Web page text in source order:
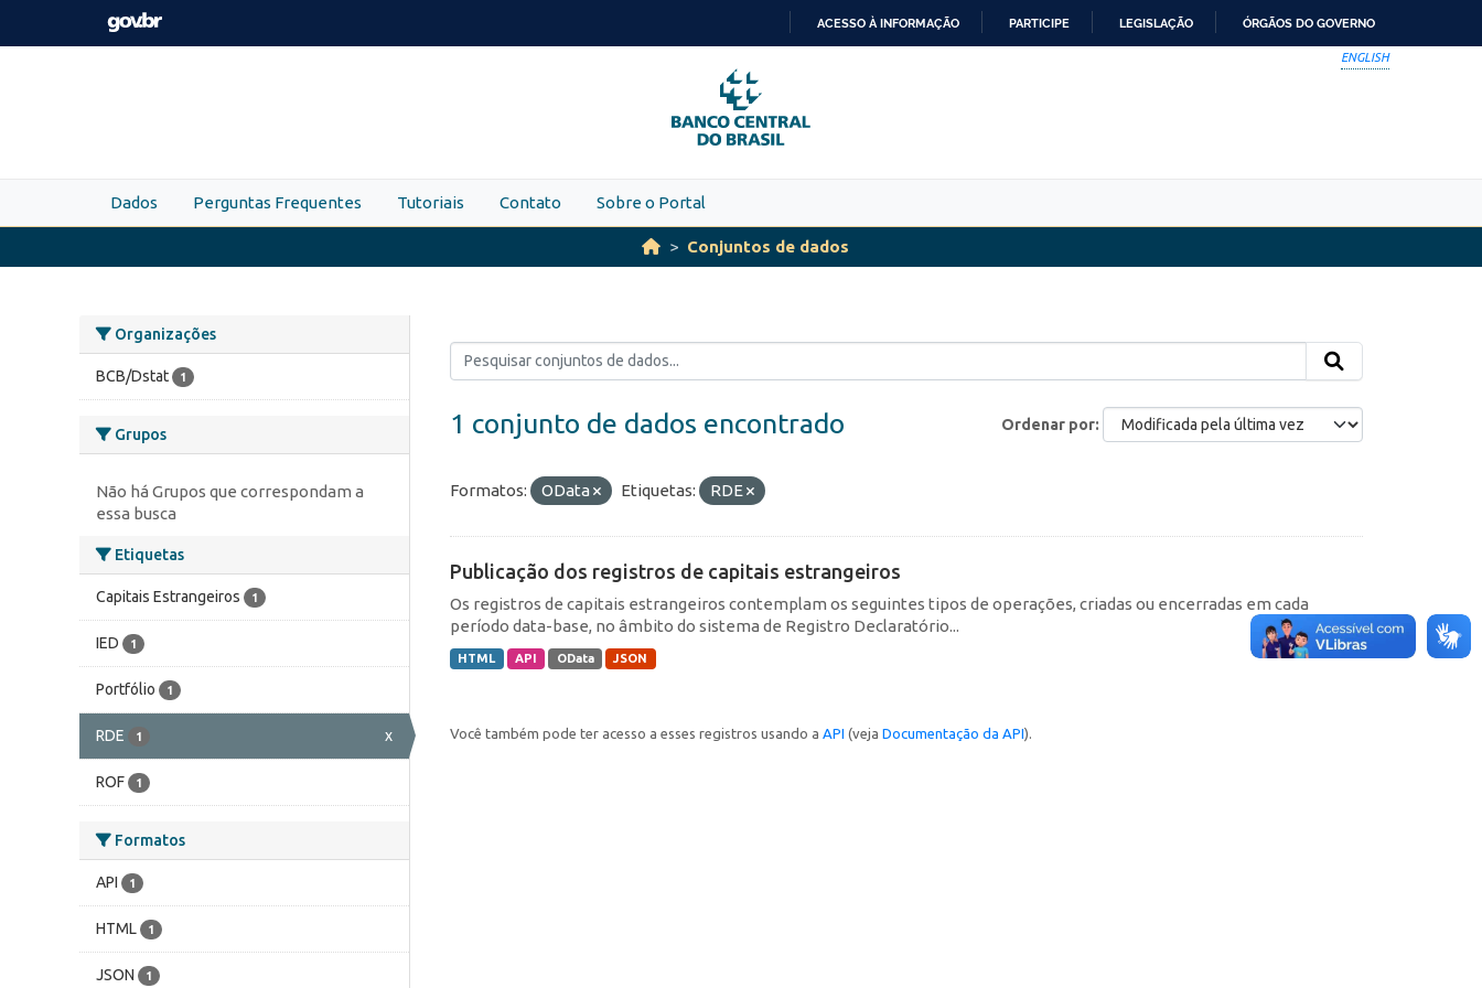
Skip to main content
PARA
O
CONTEÚDO
ACESSO À INFORMAÇÃO PARTICIPE LEGISLAÇÃO ÓRGÃOS DO GOVERNO
ENGLISH
Dados Perguntas Frequentes Tutoriais Contato Sobre o Portal
Conjuntos de dados
Organizações
BCB/Dstat 1
Grupos
Não há Grupos que correspondam a
essa busca
Etiquetas
Capitais Estrangeiros 1
IED 1
Portfólio 1
RDE 1 x
ROF 1
Formatos
API 1
HTML 1
JSON 1
Ordenar por
1 conjunto de dados encontrado
Formatos: OData Etiquetas: RDE
Publicação dos registros de capitais estrangeiros
Os registros de capitais estrangeiros contemplam os seguintes tipos de operações, criadas ou encerradas em cada
período data-base, no âmbito do sistema de Registro Declaratório...
HTML API OData JSON
Você também pode ter acesso a esses registros usando a API (veja Documentação da API).